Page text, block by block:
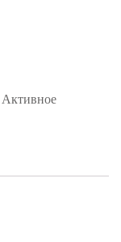
Активное